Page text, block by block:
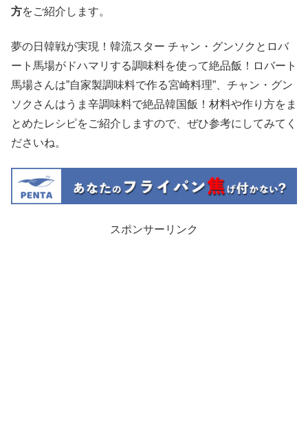
方をご紹介します。
夢の日韓戦が実現！韓流スター チャン・グンソクとロバ
ート馬場がドハマリする調味料を使って絶品飯！ロバート
馬場さんは”自家製調味料で作る宮崎料理”、チャン・グン
ソクさんはうま辛調味料で絶品韓国飯！材料や作り方をま
とめたレシピをご紹介しますので、ぜひ参考にしてみてく
ださいね。
スポンサーリンク